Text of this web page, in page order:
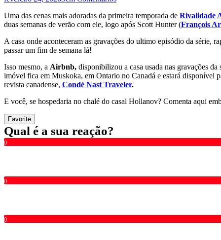
Uma das cenas mais adoradas da primeira temporada de Rivalidade
duas semanas de verão com ele, logo após Scott Hunter (François
A casa onde aconteceram as gravações do ultimo episódio da série,
passar um fim de semana lá!
Isso mesmo, a Airbnb, disponibilizou a casa usada nas gravações
imóvel fica em Muskoka, em Ontario no Canadá e estará disponível
revista canadense, Condé Nast Traveler.
E você, se hospedaria no chalé do casal Hollanov? Comenta aqui
Favorite
Qual é a sua reação?
0
0
0